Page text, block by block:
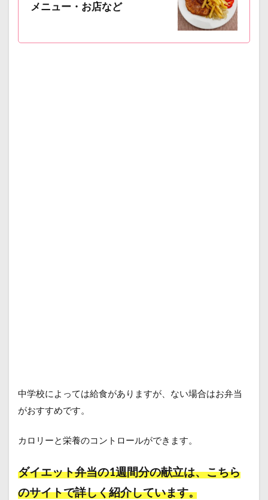
メニュー・お店など
中学校によっては給食がありますが、ない場合はお弁当
がおすすめです。
カロリーと栄養のコントロールができます。
ダイエット弁当の1週間分の献立は、こちら
のサイトで詳しく紹介しています。